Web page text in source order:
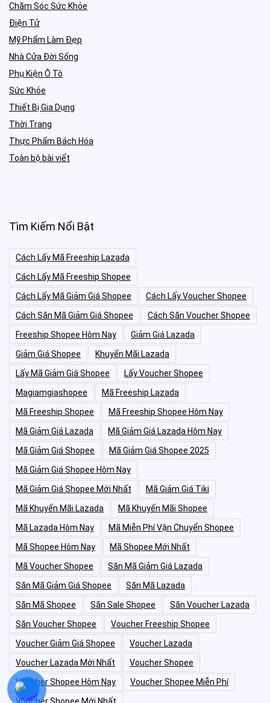
Chăm Sóc Sức Khỏe
Điện Tử
Mỹ Phẩm Làm Đẹp
Nhà Cửa Đời Sống
Phụ Kiện Ô Tô
Sức Khỏe
Thiết Bị Gia Dụng
Thời Trang
Thực Phẩm Bách Hóa
Toàn bộ bài viết
Tìm Kiếm Nổi Bật
Cách Lấy Mã Freeship Lazada
Cách Lấy Mã Freeship Shopee
Cách Lấy Mã Giảm Giá Shopee
Cách Lấy Voucher Shopee
Cách Săn Mã Giảm Giá Shopee
Cách Săn Voucher Shopee
Freeship Shopee Hôm Nay
Giảm Giá Lazada
Giảm Giá Shopee
Khuyến Mãi Lazada
Lấy Mã Giảm Giá Shopee
Lấy Voucher Shopee
Magiamgiashopee
Mã Freeship Lazada
Mã Freeship Shopee
Mã Freeship Shopee Hôm Nay
Mã Giảm Giá Lazada
Mã Giảm Giá Lazada Hôm Nay
Mã Giảm Giá Shopee
Mã Giảm Giá Shopee 2025
Mã Giảm Giá Shopee Hôm Nay
Mã Giảm Giá Shopee Mới Nhất
Mã Giảm Giá Tiki
Mã Khuyến Mãi Lazada
Mã Khuyến Mãi Shopee
Mã Lazada Hôm Nay
Mã Miễn Phí Vận Chuyển Shopee
Mã Shopee Hôm Nay
Mã Shopee Mới Nhất
Mã Voucher Shopee
Săn Mã Giảm Giá Lazada
Săn Mã Giảm Giá Shopee
Săn Mã Lazada
Săn Mã Shopee
Săn Sale Shopee
Săn Voucher Lazada
Săn Voucher Shopee
Voucher Freeship Shopee
Voucher Giảm Giá Shopee
Voucher Lazada
Voucher Lazada Mới Nhất
Voucher Shopee
Voucher Shopee Hôm Nay
Voucher Shopee Miễn Phí